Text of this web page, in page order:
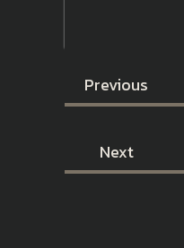
Previous
Next